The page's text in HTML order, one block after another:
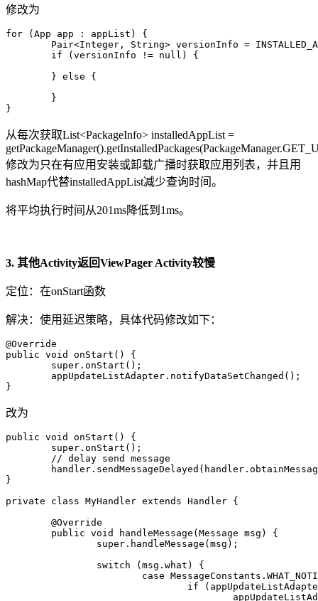
修改为
for (App app : appList) {
}
从每次获取List<PackageInfo> installedAppList =
修改为只在有应用安装或卸载广播时获取应用列表，并且用
hashMap代替installedAppList减少查询时间。
将平均执行时间从201ms降低到1ms。
3. 其他Activity返回ViewPager Activity较慢
定位：在onStart函数
解决：使用延迟策略，具体代码修改如下：
@Override
public void onStart() {
}
改为
public void onStart() {
}
private class MyHandler extends Handler {